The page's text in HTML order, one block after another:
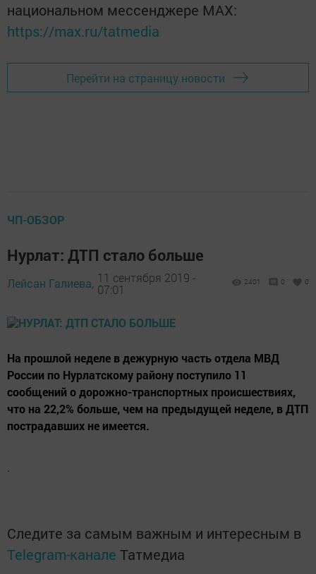
национальном мессенджере MАХ:
https://max.ru/tatmedia
Перейти на страницу новости
ЧП-ОБЗОР
Нурлат: ДТП стало больше
Лейсан Галиева, 11 сентября 2019 -
07:01
2401 0 0
На прошлой неделе в дежурную часть отдела МВД
России по Нурлатскому району поступило 11
сообщений о дорожно-транспортных происшествиях,
что на 22,2% больше, чем на предыдущей неделе, в ДТП
пострадавших не имеется.
.
Следите за самым важным и интересным в
Telegram-канале Татмедиа